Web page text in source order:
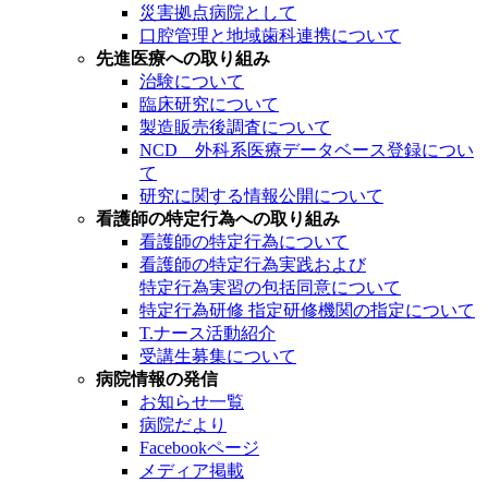
災害拠点病院として
口腔管理と地域歯科連携について
先進医療への取り組み
治験について
臨床研究について
製造販売後調査について
NCD 外科系医療データベース登録につい
て
研究に関する情報公開について
看護師の特定行為への取り組み
看護師の特定行為について
看護師の特定行為実践および
特定行為実習の包括同意について
特定行為研修 指定研修機関の指定について
T.ナース活動紹介
受講生募集について
病院情報の発信
お知らせ一覧
病院だより
Facebookページ
メディア掲載